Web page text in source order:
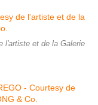
l'artiste et de la Galerie